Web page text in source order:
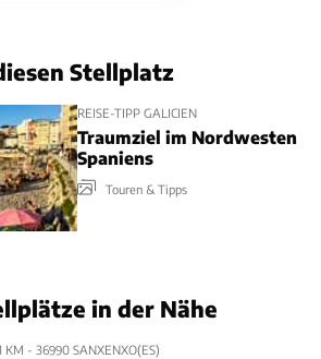
Stellplatz
REISE-TIPP GALICIEN
Traumziel im Nordwesten
Spaniens
Touren & Tipps
in der Nähe
KM - 36990 SANXENXO(ES)